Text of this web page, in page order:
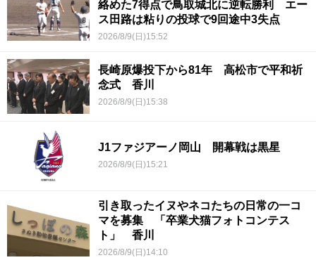
絡めた7得点で鳥取城北に逆転勝利 エー
ス田路は粘りの投球で9回途中3失点
2026/8/9(日)15:52
長崎原爆投下から81年 高松市で平和祈
念式 香川
2026/8/9(日)15:38
J1ファジアーノ岡山 開幕戦は黒星
2026/8/9(日)15:21
引き取ったイヌやネコたちの日常の一コ
マを募集 「卒業犬猫フォトコンテス
ト」 香川
2026/8/9(日)14:10